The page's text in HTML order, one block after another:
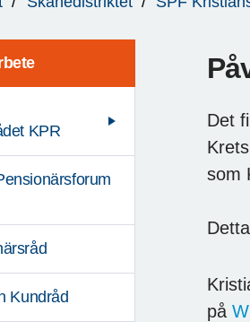
KPR
Kundråd
Det
som
på